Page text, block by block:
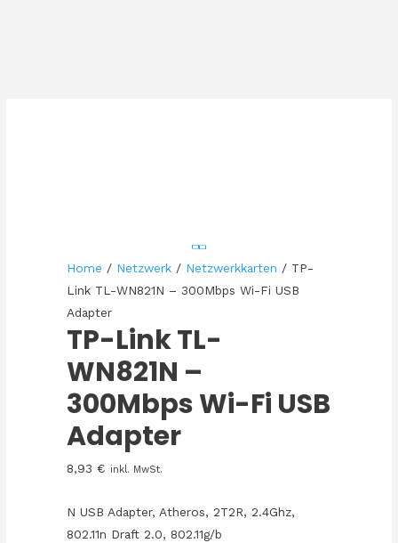
Home / Netzwerk / Netzwerkkarten / TP-
Link TL-WN821N – 300Mbps Wi-Fi USB
Adapter
TP-Link TL-
WN821N –
300Mbps Wi-Fi USB
Adapter
8,93€ inkl. MwSt.
N USB Adapter, Atheros, 2T2R, 2.4Ghz,
802.11n Draft 2.0, 802.11g/b